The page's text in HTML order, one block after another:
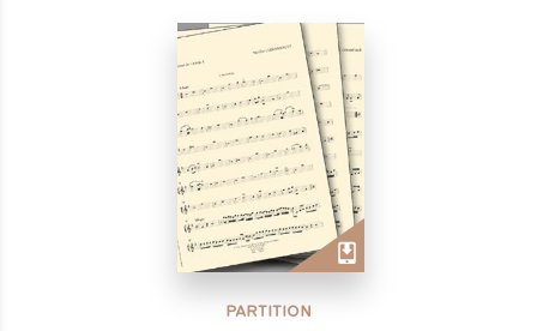
PARTITION